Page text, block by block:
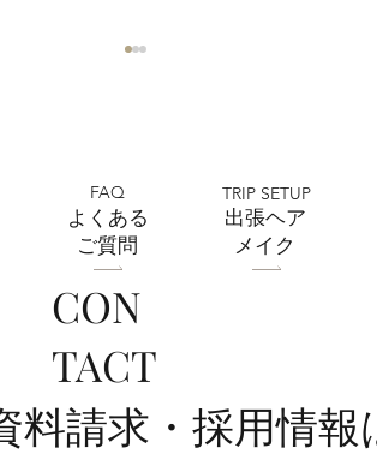
チタ熊谷店 2026ひまわりフォト
付中🌻🌞
CON
TACT
料請求・採用情
FAQ
よくある
ご質問
TRIP SETUP
出張ヘア
メイク